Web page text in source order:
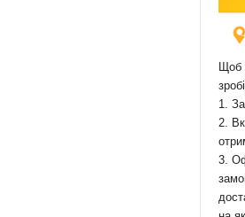
Щоб
1.
2.
3.